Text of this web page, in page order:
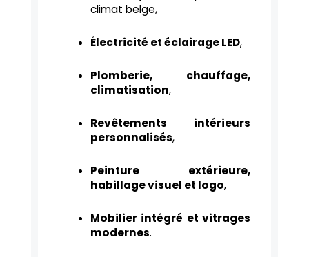
climat belge,
Électricité et éclairage LED,
Plomberie, chauffage,
climatisation,
Revêtements intérieurs
personnalisés,
Peinture extérieure,
habillage visuel et logo,
Mobilier intégré et vitrages
modernes.